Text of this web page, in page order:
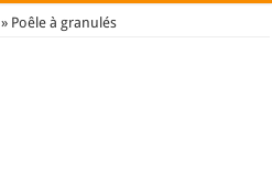
» Poêle à granulés